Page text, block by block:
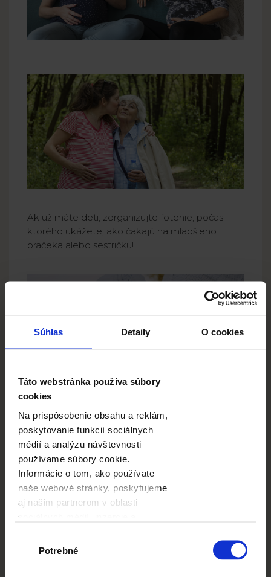
Súhlas Detaily O cookies
Táto webstránka používa súbory
cookies
Na prispôsobenie obsahu a reklám,
poskytovanie funkcií sociálnych
médií a analýzu návštevnosti
používame súbory cookie.
Informácie o tom, ako používate
naše webové stránky, poskytujeme
aj našim partnerom v oblasti
sociálnych médií, inzercie a
príslušné informácie skombinovať
súhlasuPotrebné
Ak už máte deti, zorganizujte fotenie, počas
ktorého ukážete, ako čakajú na mladšieho
bračeka alebo sestričku!
Čo môžete urobiť už